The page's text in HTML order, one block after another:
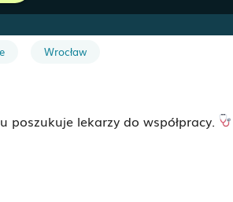
Wrocław
lekarzy do współpracy.